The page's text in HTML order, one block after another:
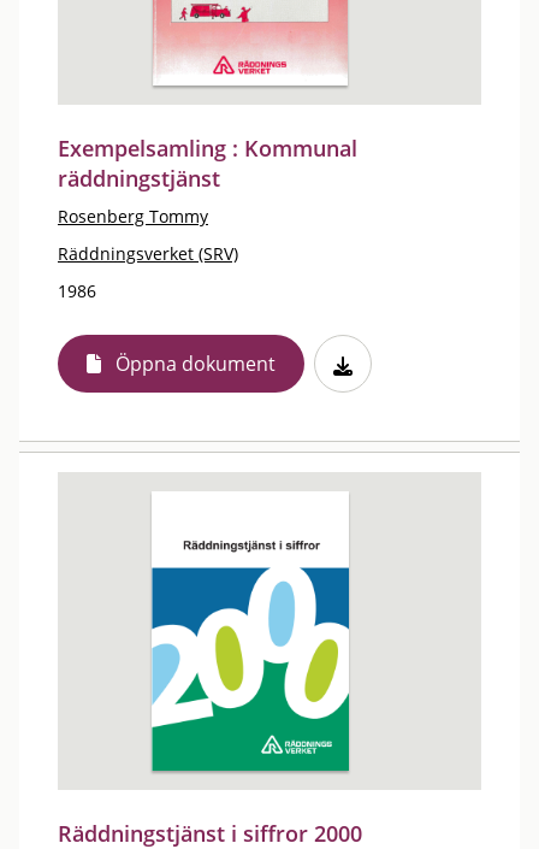
Exempelsamling : Kommunal
räddningstjänst
Rosenberg Tommy
Räddningsverket (SRV)
1986
Öppna dokument
Räddningstjänst i siffror 2000